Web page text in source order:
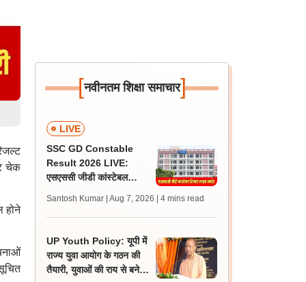
चेक
होने
[नवीनतम शिक्षा समाचार]
LIVE
SSC GD Constable
Result 2026 LIVE:
एसएससी जीडी कांस्टेबल
लेटेस्ट अपडेट, स्कोरकार्ड लिंक
Santosh Kumar | Aug 7, 2026 | 4 mins read
UP Youth Policy: यूपी में
राज्य युवा आयोग के गठन की
तैयारी, युवाओं की राय से बनेगी